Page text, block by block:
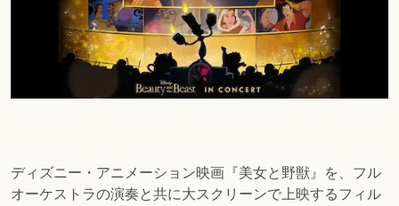
ディズニー・アニメーション映画『美女と野獣』を、フル
オーケストラの演奏と共に大スクリーンで上映するフィル